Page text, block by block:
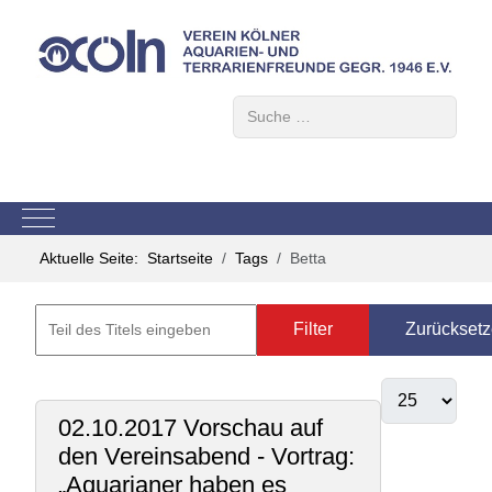
Mobile Menu Toggle
Aktuelle Seite: Startseite Tags Betta
Filter
02.10.2017 Vorschau auf
den Vereinsabend - Vortrag:
„Aquarianer haben es